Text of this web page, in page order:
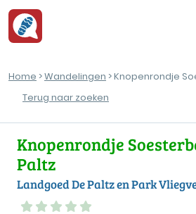
Home >Wandelingen > Knopenrondje
Terug naar zoeken
Knopenrondje
Paltz
Landgoed De Paltz en Park